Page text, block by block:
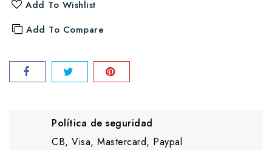
Add To Wishlist
Add To Compare
Política de seguridad
CB, Visa, Mastercard, Paypal